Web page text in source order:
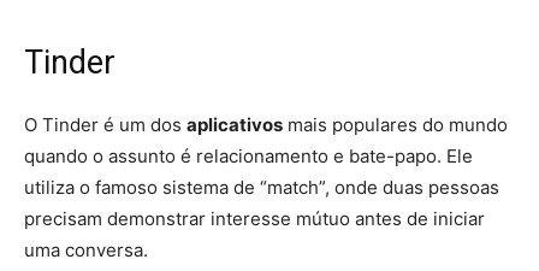
Tinder
O Tinder é um dos aplicativos mais populares do mundo
quando o assunto é relacionamento e bate-papo. Ele
utiliza o famoso sistema de “match”, onde duas pessoas
precisam demonstrar interesse mútuo antes de iniciar
uma conversa.